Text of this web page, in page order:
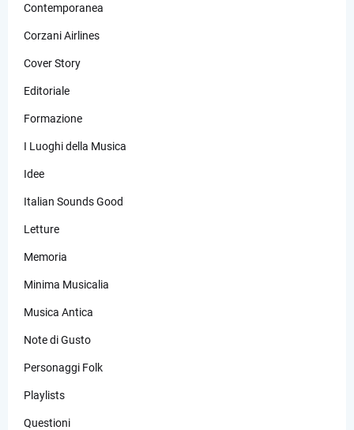
Contemporanea
Corzani Airlines
Cover Story
Editoriale
Formazione
I Luoghi della Musica
Idee
Italian Sounds Good
Letture
Memoria
Minima Musicalia
Musica Antica
Note di Gusto
Personaggi Folk
Playlists
Questioni